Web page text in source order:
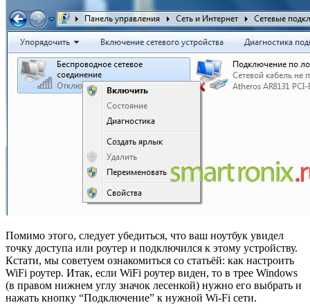
Помимо этого, следует убедиться, что ваш ноутбук увидел
точку доступа или роутер и подключился к этому устройству.
Кстати, мы советуем ознакомиться со статьёй: как настроить
WiFi роутер. Итак, если WiFi роутер виден, то в трее Windows
(в правом нижнем углу значок лесенкой) нужно его выбрать и
нажать кнопку “Подключение” к нужной Wi-Fi сети.